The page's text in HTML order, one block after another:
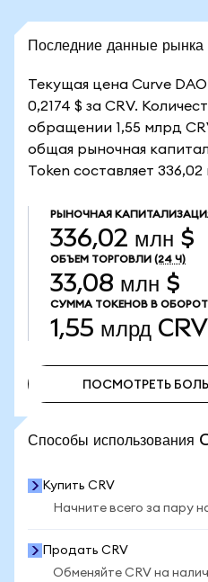
Последние данные
Текущая цена Curve
0,2174 $ за CRV.
обращении 1,55 млрд
общая рыночная
Token составляет 336,02
РЫНОЧНАЯ
336,02 млн $
ОБЪЕМ ТОРГОВЛИ (24 Ч)
33,08 млн $
СУММА ТОКЕНОВ В
1,55 млрд CRV
ПОСМОТРЕТЬ
Способы
Купить CRV
Начните всего за пару
Продать CRV
Обменяйте CRV на